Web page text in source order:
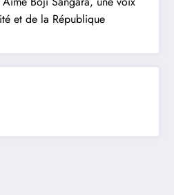
et de la République